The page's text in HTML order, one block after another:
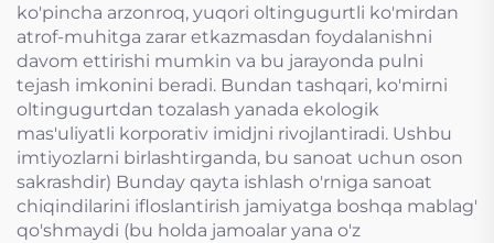
ko'pincha arzonroq, yuqori oltingugurtli ko'mirdan
atrof-muhitga zarar etkazmasdan foydalanishni
davom ettirishi mumkin va bu jarayonda pulni
tejash imkonini beradi. Bundan tashqari, ko'mirni
oltingugurtdan tozalash yanada ekologik
mas'uliyatli korporativ imidjni rivojlantiradi. Ushbu
imtiyozlarni birlashtirganda, bu sanoat uchun oson
sakrashdir) Bunday qayta ishlash o'rniga sanoat
chiqindilarini ifloslantirish jamiyatga boshqa mablag'
qo'shmaydi (bu holda jamoalar yana o'z